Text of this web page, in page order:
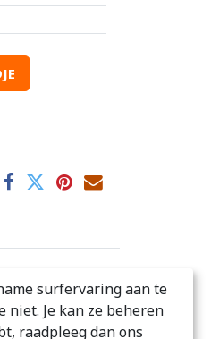
surfervaring aan te
niet. Je kan ze beheren
raadpleeg dan ons